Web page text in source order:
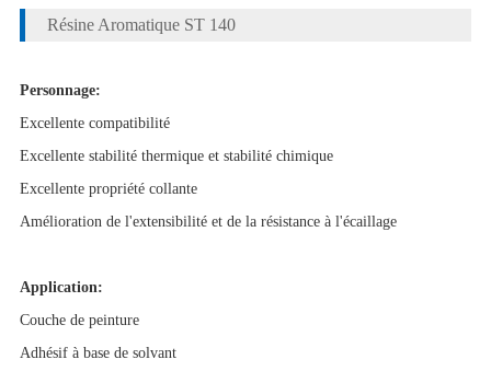
Résine Aromatique ST 140
Personnage:
Excellente compatibilité
Excellente stabilité thermique et stabilité chimique
Excellente propriété collante
Amélioration de l'extensibilité et de la résistance à l'écaillage
Application:
Couche de peinture
Adhésif à base de solvant